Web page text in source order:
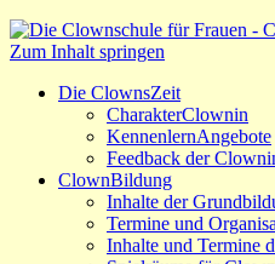
Zum
Inhalt
Die Clownschule für
ClownsZeit
Zum Inhalt springen
Die ClownsZeit
CharakterClownin
KennenlernAngebote
Feedback der
ClownBildung
Inhalte der
Termine und
Inhalte und Termine